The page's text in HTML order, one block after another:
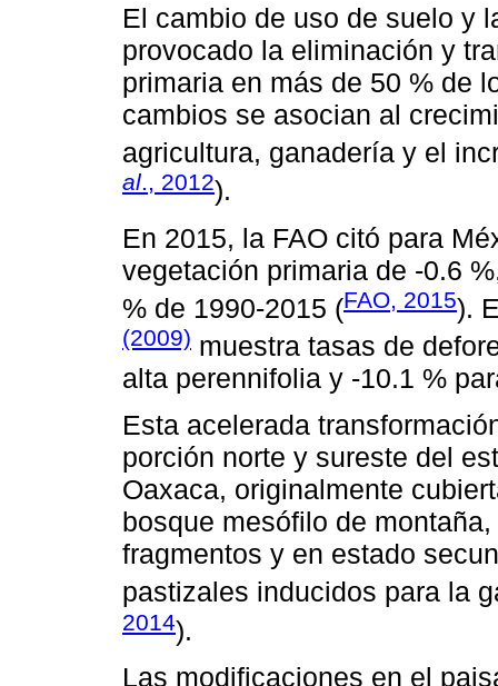
El cambio de uso de suelo y
provocado la eliminación y
primaria en más de 50 % de
cambios se asocian al
agricultura, ganadería y el
al., 2012).
En 2015, la FAO citó para
vegetación primaria de -0.6
% de 1990-2015 (FAO, 2015).
(2009) muestra tasas de
alta perennifolia y -10.1 %
Esta acelerada
porción norte y sureste del
Oaxaca, originalmente
bosque mesófilo de
fragmentos y en estado
pastizales inducidos para la
2014).
Las modificaciones en el